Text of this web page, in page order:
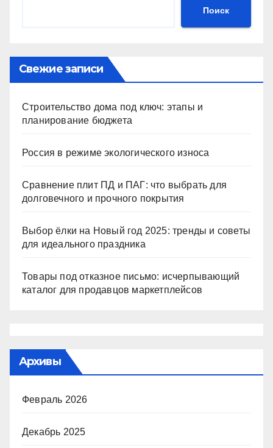
Поиск
Свежие записи
Строительство дома под ключ: этапы и
планирование бюджета
Россия в режиме экологического износа
Сравнение плит ПД и ПАГ: что выбрать для
долговечного и прочного покрытия
Выбор ёлки на Новый год 2025: тренды и советы
для идеального праздника
Товары под отказное письмо: исчерпывающий
каталог для продавцов маркетплейсов
Архивы
Февраль 2026
Декабрь 2025